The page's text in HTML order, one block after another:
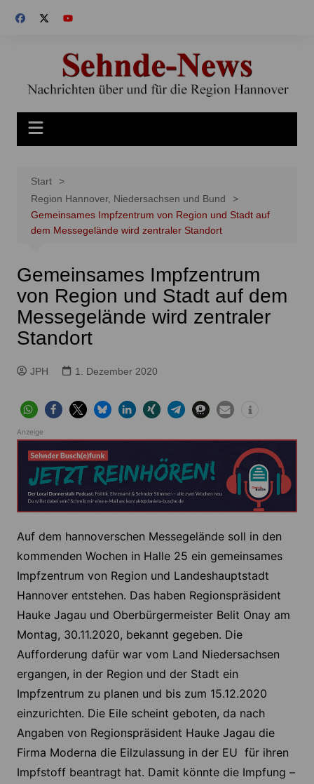
Inhalt
Start
Region Hannover, Niedersachsen und Bund
Gemeinsames Impfzentrum von Region und Stadt auf
dem Messegelände wird zentraler Standort
Gemeinsames Impfzentrum
von Region und Stadt auf dem
Messegelände wird zentraler
Standort
JPH 1. Dezember 2020
Anzeige
Auf dem hannoverschen Messegelände soll in den
kommenden Wochen in Halle 25 ein gemeinsames
Impfzentrum von Region und Landeshauptstadt
Hannover entstehen. Das haben Regionspräsident
Hauke Jagau und Oberbürgermeister Belit Onay am
Montag, 30.11.2020, bekannt gegeben. Die
Aufforderung dafür war vom Land Niedersachsen
ergangen, in der Region und der Stadt ein
Impfzentrum zu planen und bis zum 15.12.2020
einzurichten. Die Eile scheint geboten, da nach
Angaben von Regionspräsident Hauke Jagau die
Firma Moderna die Eilzulassung in der EU für ihren
Impfstoff beantragt hat. Damit könnte die Impfung –